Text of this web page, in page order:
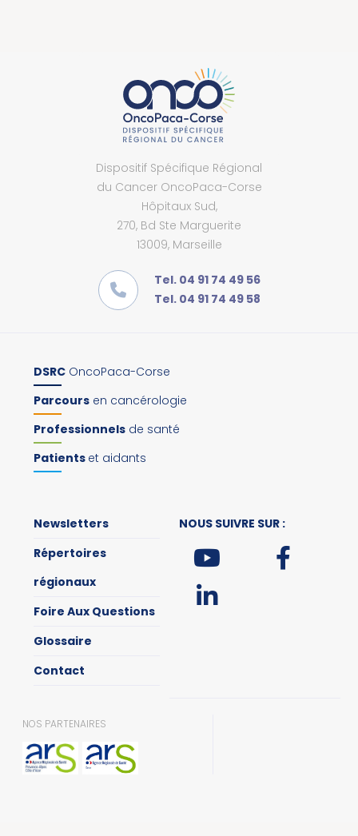
Dispositif Spécifique Régional
du Cancer OncoPaca-Corse
Hôpitaux Sud,
270, Bd Ste Marguerite
13009, Marseille
Tel. 04 91 74 49 56
Tel. 04 91 74 49 58
DSRC OncoPaca-Corse
Parcours en cancérologie
Professionnels de santé
Patients et aidants
Newsletters
Répertoires
régionaux
Foire Aux Questions
Glossaire
Contact
NOUS SUIVRE SUR :
NOS PARTENAIRES